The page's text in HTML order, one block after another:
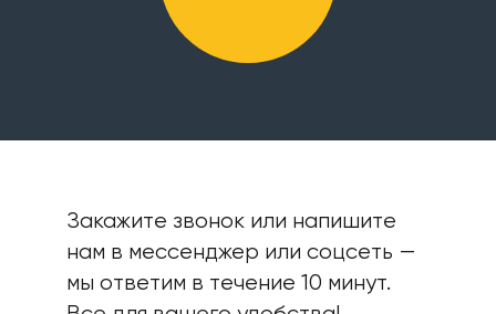
Закажите звонок или напишите
нам в мессенджер или соцсеть —
мы ответим в течение 10 минут.